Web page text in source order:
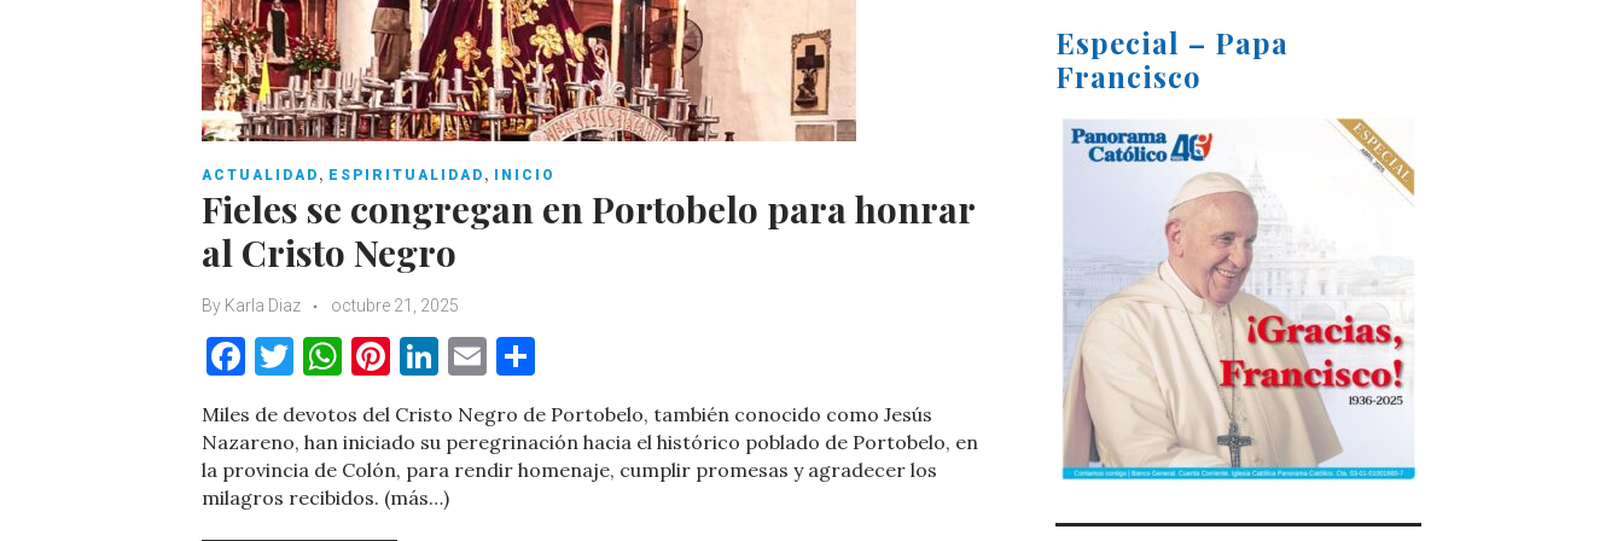
ACTUALIDAD , ESPIRITUALIDAD , INICIO
Fieles se congregan en Portobelo para honrar
al Cristo Negro
By Karla Diaz octubre 21, 2025
F
a
c
e
b
T
it
te
r
W
at
s
A
Pi
nt
er
es
t
Li
n
k
e
dI
E
ai
l
o
m
p
Miles de devotos del Cristo Negro de Portobelo, también conocido como Jesús
Nazareno, han iniciado su peregrinación hacia el histórico poblado de Portobelo, en
la provincia de Colón, para rendir homenaje, cumplir promesas y agradecer los
milagros recibidos. (más…)
Especial – Papa
Francisco